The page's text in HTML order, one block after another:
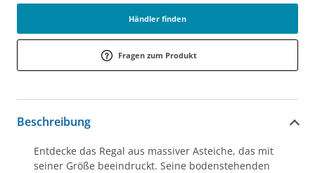
Händler finden
Fragen zum Produkt
Beschreibung
Entdecke das Regal aus massiver Asteiche, das mit
seiner Größe beeindruckt. Seine bodenstehenden